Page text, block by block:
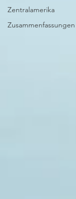
Zentralamerika
Zusammenfassungen